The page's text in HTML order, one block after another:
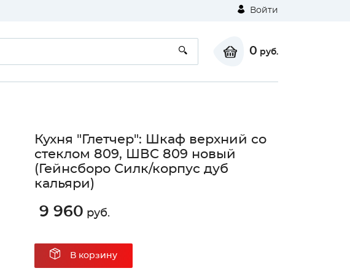
Войти
0 руб.
Кухня "Глетчер": Шкаф верхний со
стеклом 809, ШВC 809 новый
(Гейнсборо Силк/корпус дуб
кальяри)
9 960 руб.
В корзину